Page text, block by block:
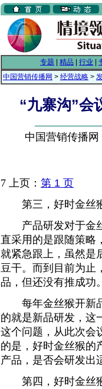
专题 精品 行业
中国营销传播网 > 经营战略 >
“九寨沟”会
中国营销传播
7 上页： 第 1 页
第三，好时金丝猴
产品研发对于金丝
直采用的是跟随策略
就紧急跟上，虽然是
豆干。而到目前为止
品，但还没有推成功
每年金丝猴开新品
的就是新品研发，这
这个问题，从此次会
的是，好时金丝猴的
产品，是否会研发出
第四，好时金丝猴